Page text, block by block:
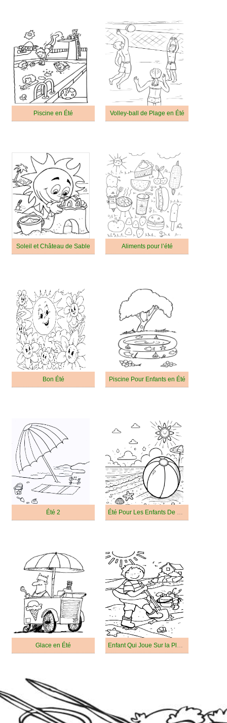
Piscine en Été Volley-ball de Plage en Été
Soleil et Château de Sable Aliments pour l’été
Bon Été Piscine Pour Enfants en Été
Été 2 Été Pour Les Enfants De 6 An
Glace en Été Enfant Qui Joue Sur la Plage en Été